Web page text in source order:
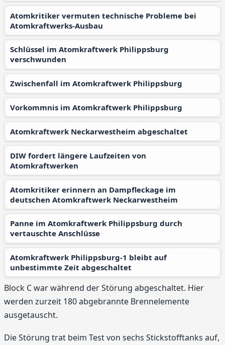
Atomkritiker vermuten technische Probleme bei
Atomkraftwerks-Ausbau
Schlüssel im Atomkraftwerk Philippsburg
verschwunden
Zwischenfall im Atomkraftwerk Philippsburg
Vorkommnis im Atomkraftwerk Philippsburg
Atomkraftwerk Neckarwestheim abgeschaltet
DIW fordert längere Laufzeiten von
Atomkraftwerken
Atomkritiker erinnern an Dampfleckage im
deutschen Atomkraftwerk Neckarwestheim
Panne im Atomkraftwerk Philippsburg durch
vertauschte Anschlüsse
Atomkraftwerk Philippsburg-1 bleibt auf
unbestimmte Zeit abgeschaltet
Block C war während der Störung abgeschaltet. Hier
werden zurzeit 180 abgebrannte Brennelemente
ausgetauscht.
Die Störung trat beim Test von sechs Stickstofftanks auf,